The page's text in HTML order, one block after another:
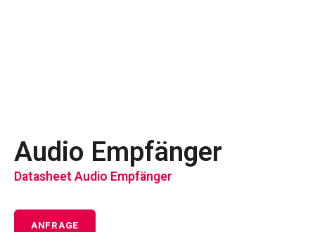
Audio Empfänger
Datasheet Audio Empfänger
ANFRAGE